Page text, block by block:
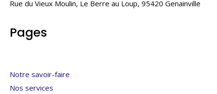
Rue du Vieux Moulin, Le Berre au Loup, 95420 Genainville
Pages
Notre savoir-faire
Nos services